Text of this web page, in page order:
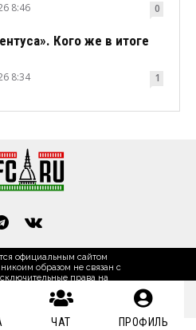
8:46 0
Кого же в итоге
8:34 1
официальным сайтом
образом не связан с
права на
"JUVE" принадлежат
Турин, Италия.
ЧАТ ПРОФИЛЬ